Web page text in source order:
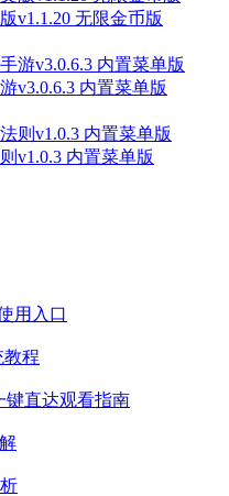
v1.1.20 无限金币版
v3.0.6.3 内置菜单版
v1.0.3 内置菜单版
用入口
教程
键直达观看指南